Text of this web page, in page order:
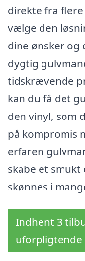
direkte fra
vælge den
dine ønsker og
dygtig
tidskrævende
kan du få det
den vinyl, som
på kompromis
erfaren
skabe et
skønnes i
Indhent 3
uforpligtende